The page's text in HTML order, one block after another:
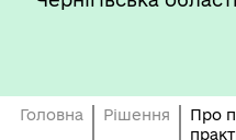
Головна Рішення
Про